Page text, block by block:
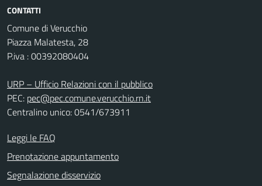
CONTATTI
Comune di Verucchio
Piazza Malatesta, 28
P.iva : 00392080404
URP – Ufficio Relazioni con il pubblico
PEC: pec@pec.comune.verucchio.rn.it
Centralino unico: 0541/673911
Leggi le FAQ
Prenotazione appuntamento
Segnalazione disservizio